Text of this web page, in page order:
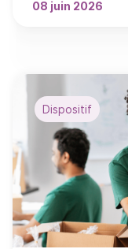
08 juin 2026
Dispositif